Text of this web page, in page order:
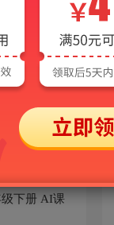
级上册 AI课
下册 AI课